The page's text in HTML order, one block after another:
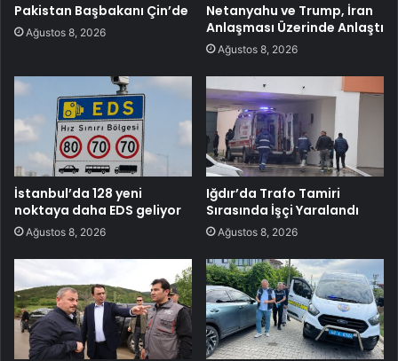
Pakistan Başbakanı Çin’de
Ağustos 8, 2026
Netanyahu ve Trump, İran
Anlaşması Üzerinde Anlaştı
Ağustos 8, 2026
İstanbul’da 128 yeni
noktaya daha EDS geliyor
Ağustos 8, 2026
Iğdır’da Trafo Tamiri
Sırasında İşçi Yaralandı
Ağustos 8, 2026